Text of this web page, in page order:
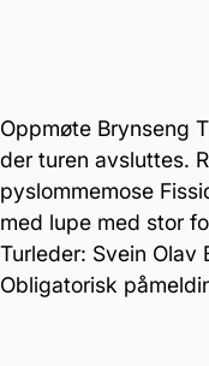
Oppmøte Brynseng
der turen avsluttes.
pyslommemose
med lupe med stor
Turleder: Svein Olav
Obligatorisk